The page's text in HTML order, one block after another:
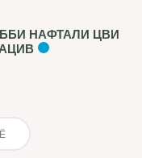
НАФТАЛИ ЦВИ